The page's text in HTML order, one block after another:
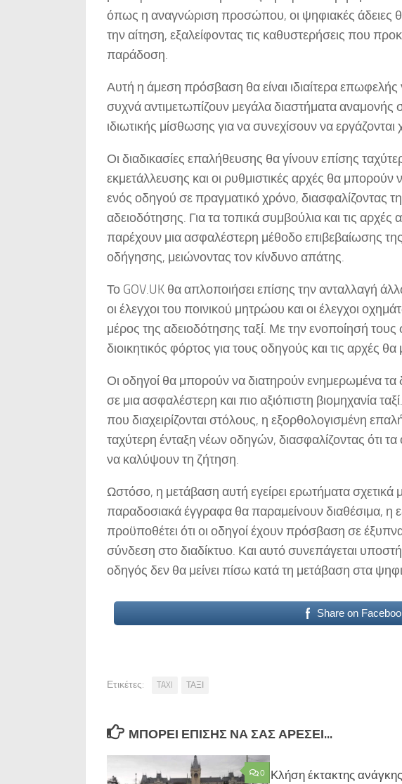
όπως η αναγνώριση προσώπου, οι ψηφιακές άδειες
την αίτηση, εξαλείφοντας τις καθυστερήσεις που
παράδοση.
Αυτή η άμεση πρόσβαση θα είναι ιδιαίτερα επωφελής
συχνά αντιμετωπίζουν μεγάλα διαστήματα αναμονής
ιδιωτικής μίσθωσης για να συνεχίσουν να εργάζονται
Οι διαδικασίες επαλήθευσης θα γίνουν επίσης
εκμετάλλευσης και οι ρυθμιστικές αρχές θα μπορούν
ενός οδηγού σε πραγματικό χρόνο, διασφαλίζοντας
αδειοδότησης. Για τα τοπικά συμβούλια και τις αρχές
παρέχουν μια ασφαλέστερη μέθοδο επιβεβαίωσης της
οδήγησης, μειώνοντας τον κίνδυνο απάτης.
Το GOV.UK θα απλοποιήσει επίσης την ανταλλαγή
οι έλεγχοι του ποινικού μητρώου και οι έλεγχοι
μέρος της αδειοδότησης ταξί. Με την ενοποίησή
διοικητικός φόρτος για τους οδηγούς και τις αρχές θα
Οι οδηγοί θα μπορούν να διατηρούν ενημερωμένα τα
σε μια ασφαλέστερη και πιο αξιόπιστη βιομηχανία
που διαχειρίζονται στόλους, η εξορθολογισμένη
ταχύτερη ένταξη νέων οδηγών, διασφαλίζοντας ότι τα
να καλύψουν τη ζήτηση.
Ωστόσο, η μετάβαση αυτή εγείρει ερωτήματα
παραδοσιακά έγγραφα θα παραμείνουν διαθέσιμα, η
προϋποθέτει ότι οι οδηγοί έχουν πρόσβαση σε
σύνδεση στο διαδίκτυο. Και αυτό συνεπάγεται
οδηγός δεν θα μείνει πίσω κατά τη μετάβαση στα
Share on
Ετικέτες: TAXI ΤΑΞΙ
ΜΠΟΡΕΊ ΕΠΊΣΗΣ ΝΑ ΣΑΣ ΑΡΈΣΕΙ...
0
Κλήση έκτακτης ανάγκης